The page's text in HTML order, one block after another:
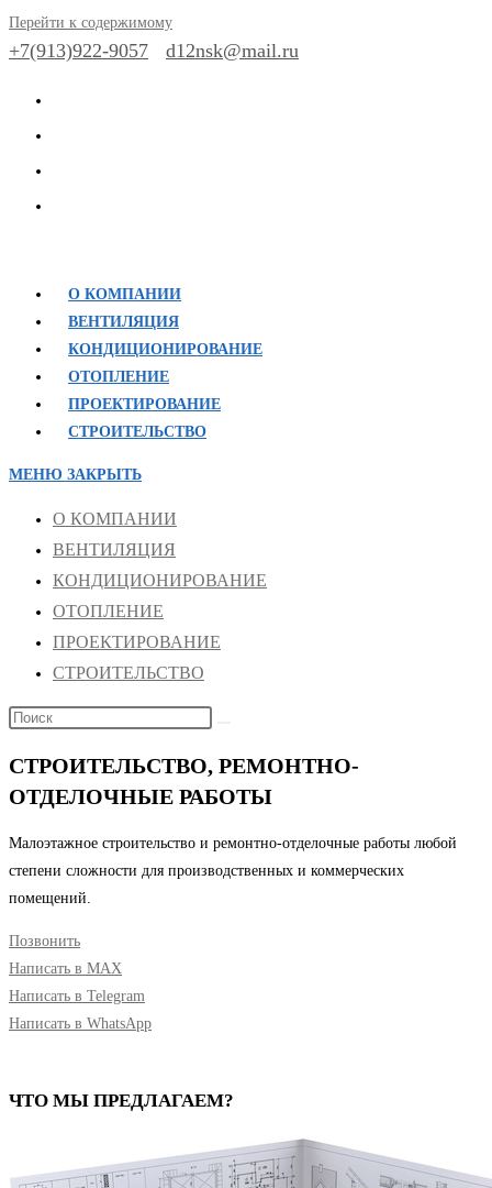
Перейти к содержимому
+7(913)922-9057 d12nsk@mail.ru
О КОМПАНИИ
ВЕНТИЛЯЦИЯ
КОНДИЦИОНИРОВАНИЕ
ОТОПЛЕНИЕ
ПРОЕКТИРОВАНИЕ
СТРОИТЕЛЬСТВО
МЕНЮ ЗАКРЫТЬ
О КОМПАНИИ
ВЕНТИЛЯЦИЯ
КОНДИЦИОНИРОВАНИЕ
ОТОПЛЕНИЕ
ПРОЕКТИРОВАНИЕ
СТРОИТЕЛЬСТВО
СТРОИТЕЛЬСТВО, РЕМОНТНО-
ОТДЕЛОЧНЫЕ РАБОТЫ
Малоэтажное строительство и ремонтно-отделочные работы любой
степени сложности для производственных и коммерческих
помещений.
Позвонить
Написать в MAX
Написать в Telegram
Написать в WhatsApp
ЧТО МЫ ПРЕДЛАГАЕМ?